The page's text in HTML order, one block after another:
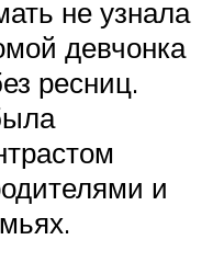
не узнала
девчонка
ресниц.
и